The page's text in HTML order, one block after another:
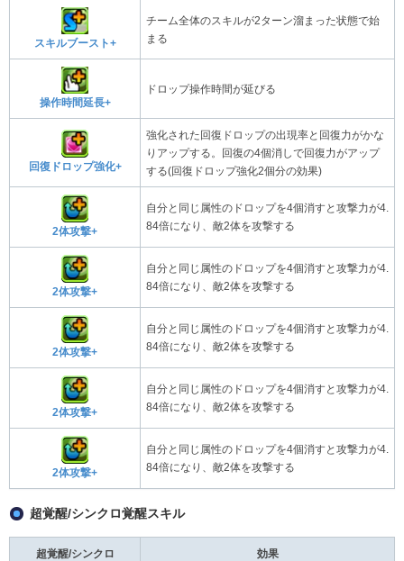
スキルブースト+
チーム全体のスキルが2ターン溜まった状態で始
まる
操作時間延長+
ドロップ操作時間が延びる
回復ドロップ強化+
強化された回復ドロップの出現率と回復力がかな
りアップする。回復の4個消しで回復力がアップ
する(回復ドロップ強化2個分の効果)
2体攻撃+
自分と同じ属性のドロップを4個消すと攻撃力が4.
84倍になり、敵2体を攻撃する
2体攻撃+
自分と同じ属性のドロップを4個消すと攻撃力が4.
84倍になり、敵2体を攻撃する
2体攻撃+
自分と同じ属性のドロップを4個消すと攻撃力が4.
84倍になり、敵2体を攻撃する
2体攻撃+
自分と同じ属性のドロップを4個消すと攻撃力が4.
84倍になり、敵2体を攻撃する
2体攻撃+
自分と同じ属性のドロップを4個消すと攻撃力が4.
84倍になり、敵2体を攻撃する
超覚醒/シンクロ覚醒スキル
超覚醒/シンクロ 効果